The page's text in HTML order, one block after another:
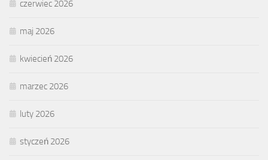
czerwiec 2026
maj 2026
kwiecień 2026
marzec 2026
luty 2026
styczeń 2026